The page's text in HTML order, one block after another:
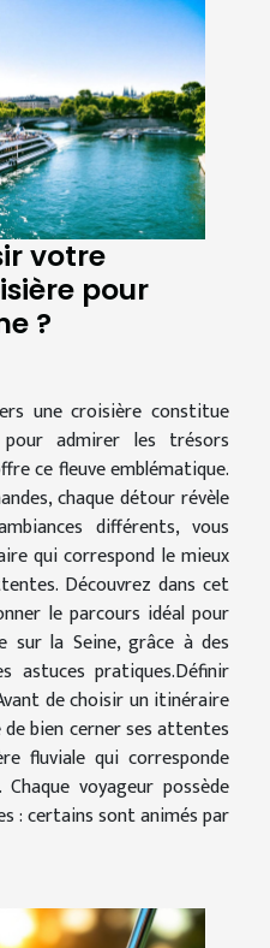
votre
pour
?
une croisière constitue
pour admirer les trésors
ce fleuve emblématique.
chaque détour révèle
différents, vous
qui correspond le mieux
Découvrez dans cet
le parcours idéal pour
sur la Seine, grâce à des
astuces pratiques.Définir
de choisir un itinéraire
bien cerner ses attentes
fluviale qui corresponde
voyageur possède
: certains sont animés par